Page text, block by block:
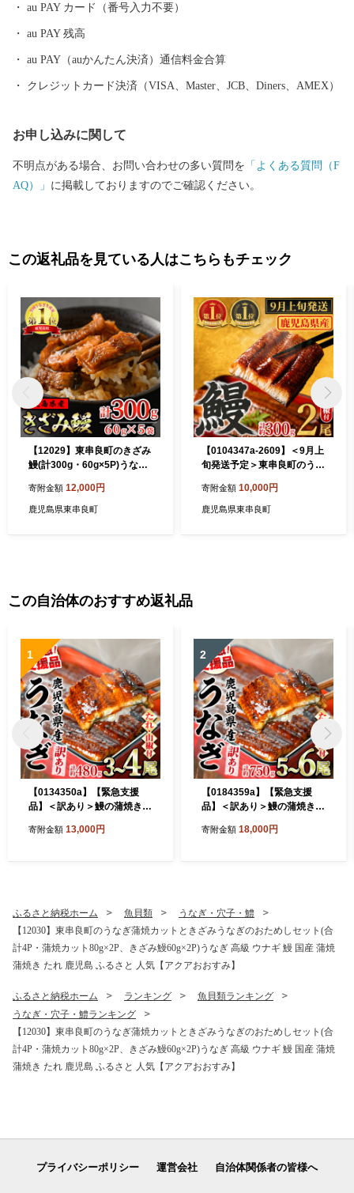
会 通称：和牛のオリンピック）。出品頭数全５１３頭のうち総
合優勝を果たした鹿児島県からは２９頭が出品、そのうち小さな
小さな東串良町からは５頭が出品されていました。地区大会、県
・内水面漁業のすごさ 鹿児島県は養殖鰻の出荷量日本
カ、マンゴーなど手にした方が笑顔になる果物がたくさんありま
ものばかり。
au PAY カード（番号入力不要）
au PAY 残高
au PAY（auかんたん決済）通信料金合算
クレジットカード決済（VISA、Master、JCB、Diners、AMEX）
お申し込みに関して
不明点がある場合、お問い合わせの多い質問を 「よくある質問（F
AQ）」 に掲載しておりますのでご確認ください。
この返礼品を見ている人はこちらもチェック
【12029】東串良町のきざみ
鰻(計300g・60g×5P)うなぎ
焼き たれ 鹿児島 ふるさと 人
気【アクアおおすみ】
寄附金額 12,000円
鹿児島県東串良町
【0104347a-2609】＜9月上
旬発送予定＞東串良町のうな
g・タレ、山椒付) うなぎ 高
級 ウナギ 鰻 国産 蒲焼 蒲焼
寄附金額 10,000円
鹿児島県東串良町
この自治体のおすすめ返礼品
1
【0134350a】【緊急支援
品】＜訳あり＞鰻の蒲焼き
タレ、山椒付) うなぎ ウナギ
寄附金額 13,000円
2
【0184359a】【緊急支援
品】＜訳あり＞鰻の蒲焼き
タレ、山椒付) うなぎ ウナギ
寄附金額 18,000円
ふるさと納税ホーム 魚貝類
うなぎ・穴子・鱧
【12030】東串良町のうなぎ蒲焼カットときざみうなぎのおためしセット(合
計4P・蒲焼カット80g×2P、きざみ鰻60g×2P)うなぎ 高級 ウナギ 鰻 国産 蒲焼
蒲焼き たれ 鹿児島 ふるさと 人気【アクアおおすみ】
ふるさと納税ホーム ランキング
魚貝類ランキング
うなぎ・穴子・鱧ランキング
【12030】東串良町のうなぎ蒲焼カットときざみうなぎのおためしセット(合
計4P・蒲焼カット80g×2P、きざみ鰻60g×2P)うなぎ 高級 ウナギ 鰻 国産 蒲焼
蒲焼き たれ 鹿児島 ふるさと 人気【アクアおおすみ】
プライバシーポリシー 運営会社 自治体関係者の皆様へ